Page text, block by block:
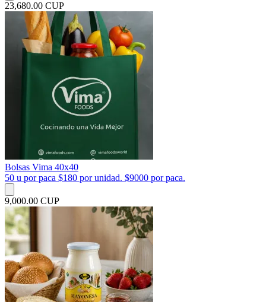
23,680.00 CUP
Bolsas Vima 40x40
50 u por paca $180 por unidad. $9000 por paca.
9,000.00 CUP